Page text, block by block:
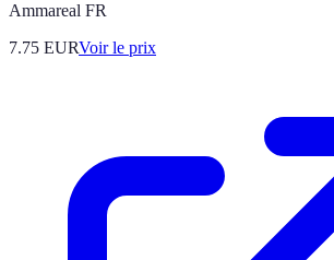
Ammareal FR
7.75 EURVoir le prix